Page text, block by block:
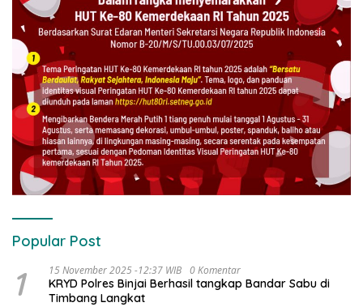
Popular Post
1 15 November 2025 -12:37 WIB 0 Komentar
KRYD Polres Binjai Berhasil tangkap Bandar Sabu di
Timbang Langkat